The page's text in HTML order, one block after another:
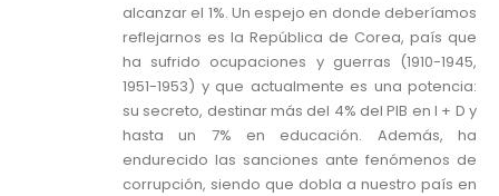
alcanzar el 1%. Un espejo en donde deberíamos
reflejarnos es la República de Corea, país que
ha sufrido ocupaciones y guerras (1910-1945,
1951-1953) y que actualmente es una potencia:
su secreto, destinar más del 4% del PIB en I + D y
hasta un 7% en educación. Además, ha
endurecido las sanciones ante fenómenos de
corrupción, siendo que dobla a nuestro país en